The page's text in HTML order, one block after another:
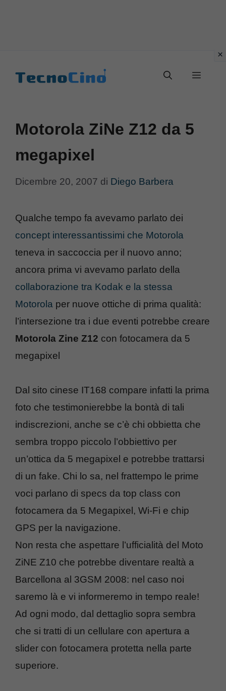
Menu
Motorola ZiNe Z12 da 5
megapixel
Dicembre 20, 2007 di Diego Barbera
Qualche tempo fa avevamo parlato dei
concept interessantissimi che Motorola
teneva in saccoccia per il nuovo anno;
ancora prima vi avevamo parlato della
collaborazione tra Kodak e la stessa
Motorola per nuove ottiche di prima qualità:
l’intersezione tra i due eventi potrebbe creare
Motorola Zine Z12 con fotocamera da 5
megapixel
Dal sito cinese IT168 compare infatti la prima
foto che testimonierebbe la bontà di tali
indiscrezioni, anche se c’è chi obbietta che
sembra troppo piccolo l’obbiettivo per
un’ottica da 5 megapixel e potrebbe trattarsi
di un fake. Chi lo sa, nel frattempo le prime
voci parlano di specs da top class con
fotocamera da 5 Megapixel, Wi-Fi e chip
GPS per la navigazione.
Non resta che aspettare l’ufficialità del Moto
ZiNE Z10 che potrebbe diventare realtà a
Barcellona al 3GSM 2008: nel caso noi
saremo là e vi informeremo in tempo reale!
Ad ogni modo, dal dettaglio sopra sembra
che si tratti di un cellulare con apertura a
slider con fotocamera protetta nella parte
superiore.